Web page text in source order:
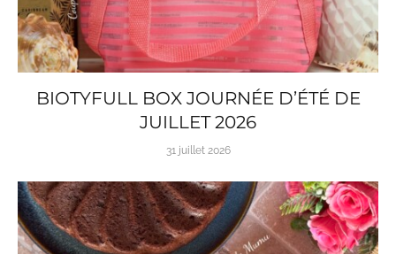
BIOTYFULL BOX JOURNÉE D’ÉTÉ DE
JUILLET 2026
31 juillet 2026